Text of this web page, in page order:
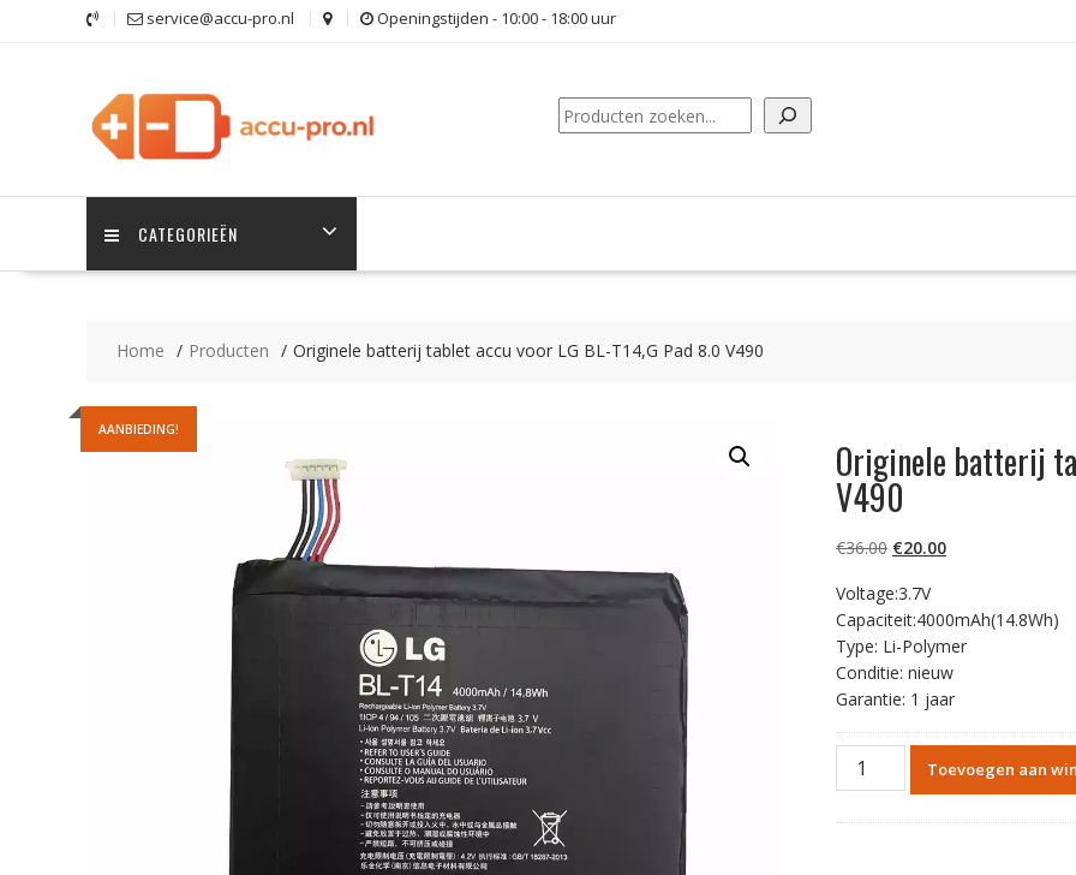
service@accu-pro.nl Openingstijden - 10:00 - 18:00 uur
Zoeken
CATEGORIEËN
Home Producten Originele batterij tablet accu voor LG BL-T14,G Pad 8.0 V490
AANBIEDING!
Originele batterij
V490
€36.00 Oorspronkelijke
was:
€36.00.
€20.00Huidige
€20.00.
Voltage:3.7V
Capaciteit:4000mAh(14.8Wh)
Type: Li-Polymer
Conditie: nieuw
Garantie: 1 jaar
Originele
batterij
Toevoegen aan